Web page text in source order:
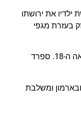
ילדיו את ירושתו
בעזרת מגפי
הופך לסיפור המתרחש בספרד של המאה ה-18. ספרד
ומשלבת